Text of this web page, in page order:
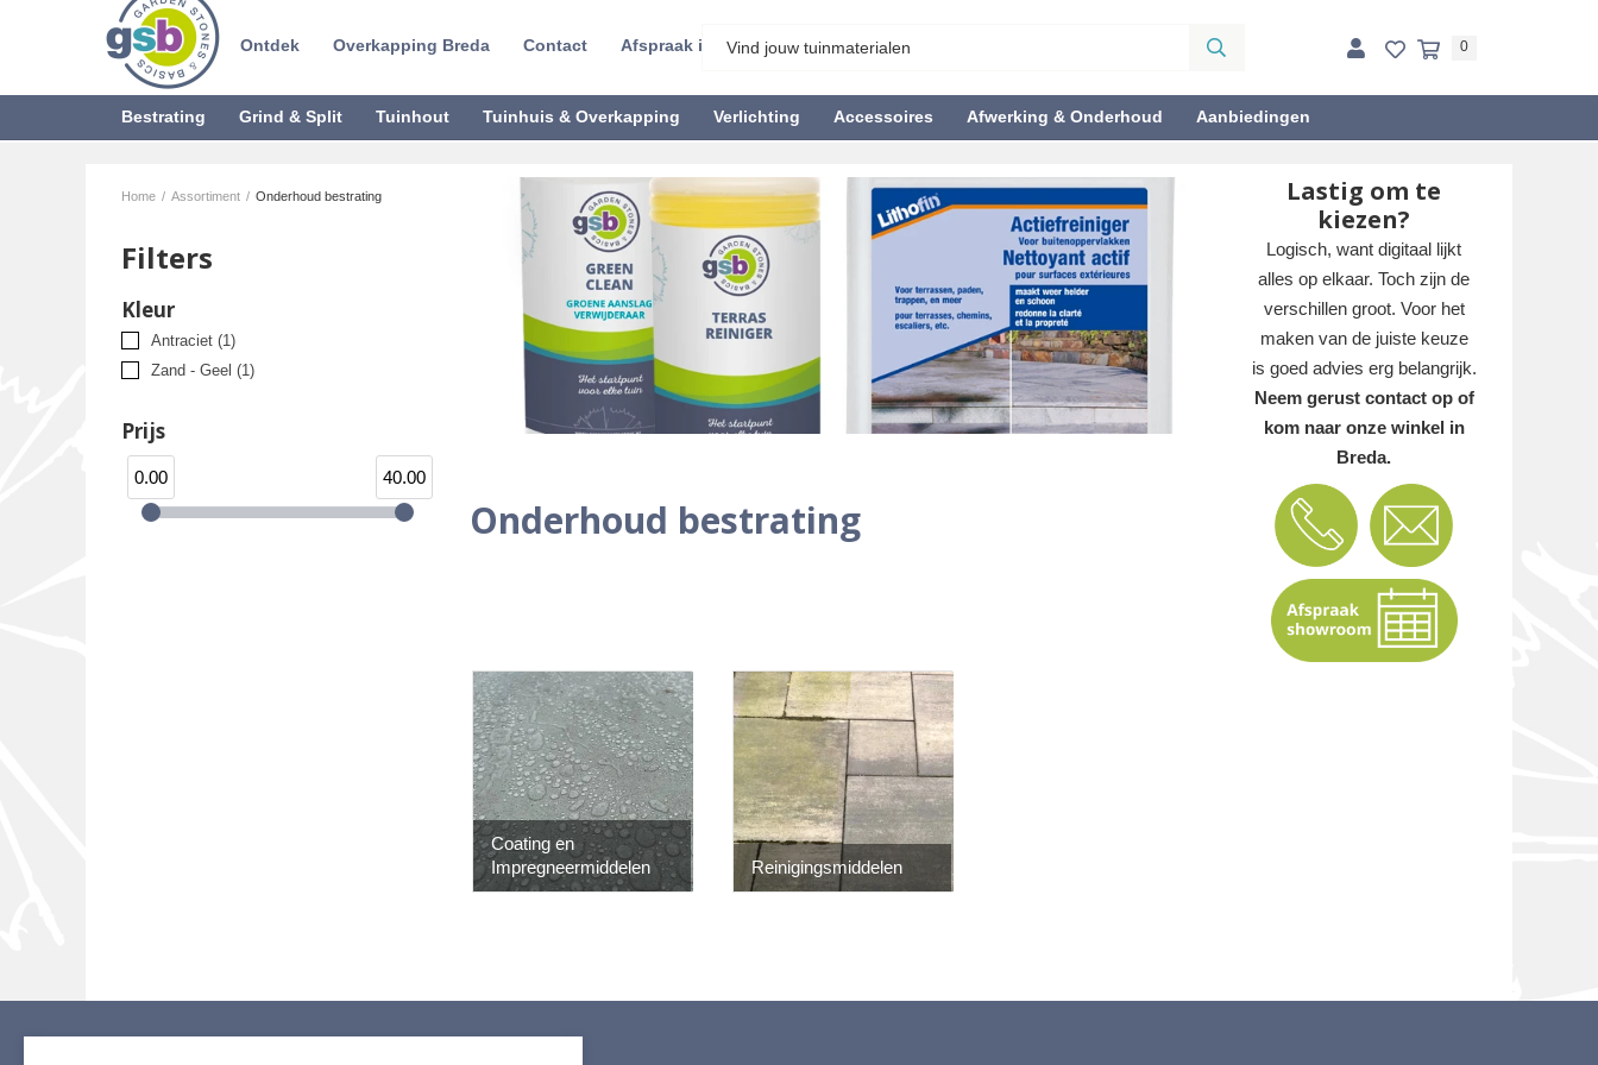
Ontdek Overkapping Breda Contact Afspraak inplannen 0
Bestrating Grind & Split Tuinhout Tuinhuis & Overkapping Verlichting Accessoires Afwerking & Onderhoud Aanbiedingen
Home / Assortiment / Onderhoud bestrating
Filters
Kleur
Antraciet (1)
Zand - Geel (1)
Prijs
0.00 40.00
Onderhoud bestrating
Lastig om te
kiezen?
Logisch, want digitaal lijkt
alles op elkaar. Toch zijn de
verschillen groot. Voor het
maken van de juiste keuze
is goed advies erg belangrijk.
Neem gerust contact op of
kom naar onze winkel in
Breda.
Coating en
Impregneermiddelen
Reinigingsmiddelen